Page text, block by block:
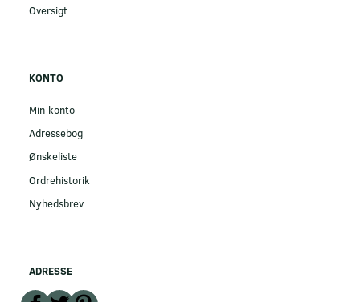
Oversigt
KONTO
Min konto
Adressebog
Ønskeliste
Ordrehistorik
Nyhedsbrev
ADRESSE